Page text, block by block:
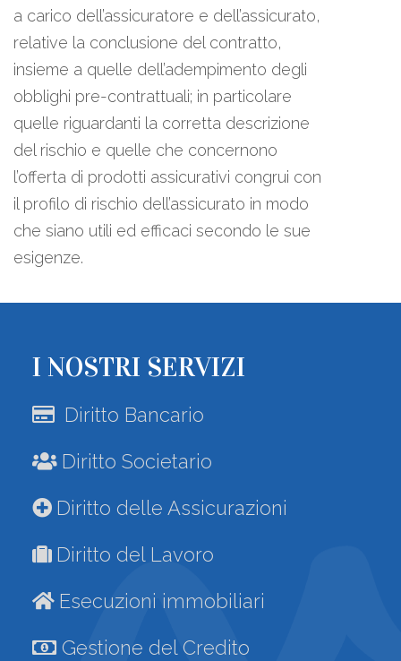
a carico dell’assicuratore e dell’assicurato,
relative la conclusione del contratto,
insieme a quelle dell’adempimento degli
obblighi pre-contrattuali; in particolare
quelle riguardanti la corretta descrizione
del rischio e quelle che concernono
l’offerta di prodotti assicurativi congrui con
il profilo di rischio dell’assicurato in modo
che siano utili ed efficaci secondo le sue
esigenze.
I NOSTRI SERVIZI
Diritto Bancario
Diritto Societario
Diritto delle Assicurazioni
Diritto del Lavoro
Esecuzioni immobiliari
Gestione del Credito